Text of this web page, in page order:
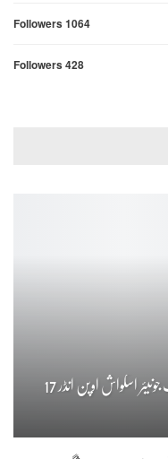
Followers 1064
Followers 428
پاکستان کے عمیر عارف نے ہانگ کانگ جونیئر اسکواش اوپن انڈر 17